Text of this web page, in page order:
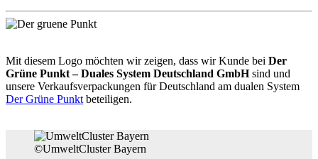
Mit diesem Logo möchten wir zeigen, dass wir Kunde bei Der
Grüne Punkt – Duales System Deutschland GmbHsind und
unsere Verkaufsverpackungen für Deutschland am dualen System
Der Grüne Punkt beteiligen.
©UmweltCluster Bayern